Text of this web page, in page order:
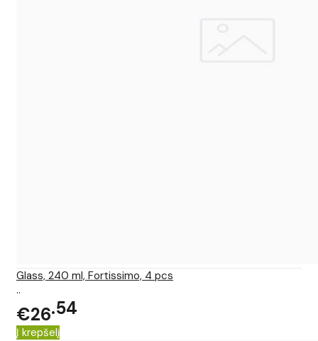
Glass, 240 ml, Fortissimo, 4 pcs
..
€26 54
Į krepšelį